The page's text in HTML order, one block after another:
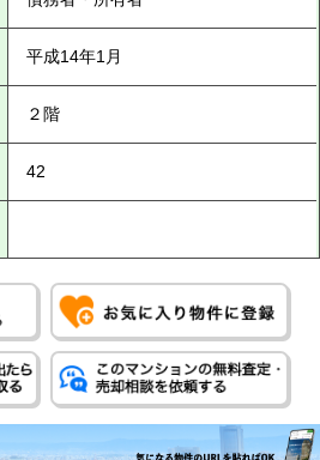
平成14年1月
２階
42